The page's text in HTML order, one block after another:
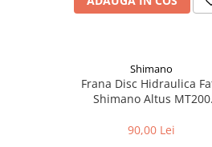
Shimano
Frana Disc Hidraulica
Shimano Altus MT200
Negru, vrac
90,00 Lei